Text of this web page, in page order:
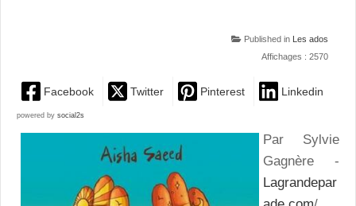
Published in
Les ados
Affichages : 2570
Facebook Twitter Pinterest Linkedin
powered by social2s
Par Sylvie
Gagnère -
Lagrandepar